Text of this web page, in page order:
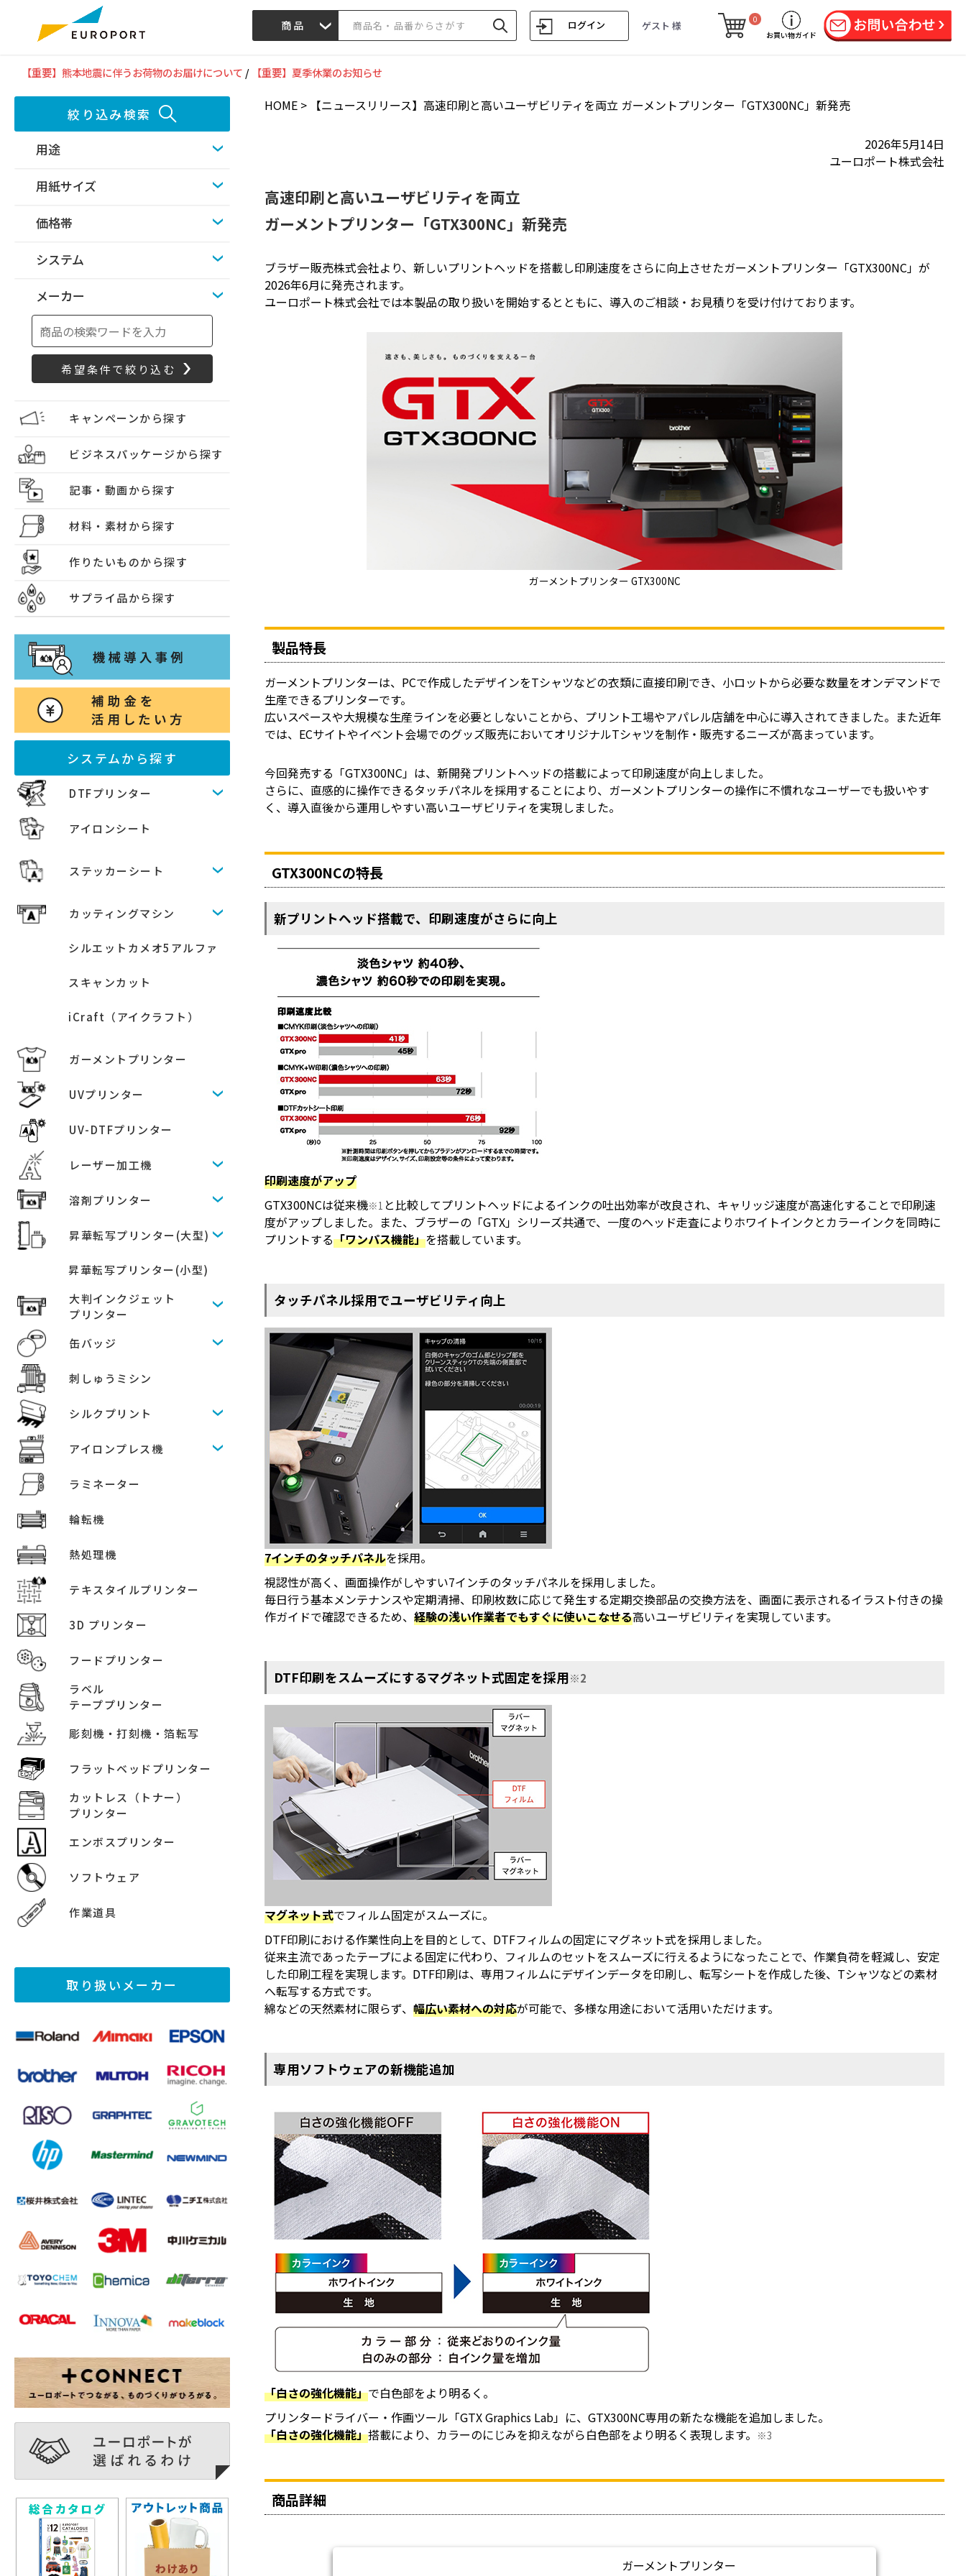
商品 ログイン ゲスト 様
0
お買い物ガイド
【重要】熊本地震に伴うお荷物のお届けについて / 【重要】夏季休業のお知らせ
絞り込み検索
用途
用紙サイズ
価格帯
システム
メーカー
キャンペーンから探す
ビジネスパッケージから探す
記事・動画から探す
材料・素材から探す
作りたいものから探す
サプライ品から探す
システムから探す
DTFプリンター
アイロンシート
ステッカーシート
カッティングマシン
シルエットカメオ5アルファ
スキャンカット
iCraft（アイクラフト）
ガーメントプリンター
UVプリンター
UV-DTFプリンター
レーザー加工機
溶剤プリンター
昇華転写プリンター(大型)
昇華転写プリンター(小型)
大判インクジェット
プリンター
缶バッジ
刺しゅうミシン
シルクプリント
アイロンプレス機
ラミネーター
輪転機
熱処理機
テキスタイルプリンター
3D プリンター
フードプリンター
ラベル
テーププリンター
彫刻機・打刻機・箔転写
フラットベッドプリンター
カットレス（トナー）
プリンター
エンボスプリンター
ソフトウェア
作業道具
取り扱いメーカー
HOME > 【ニュースリリース】高速印刷と高いユーザビリティを両立 ガーメントプリンター「GTX300NC」新発売
2026年5月14日
ユーロポート株式会社
高速印刷と高いユーザビリティを両立
ガーメントプリンター「GTX300NC」新発売
ブラザー販売株式会社より、新しいプリントヘッドを搭載し印刷速度をさらに向上させたガーメントプリンター「GTX300NC」が
2026年6月に発売されます。
ユーロポート株式会社では本製品の取り扱いを開始するとともに、導入のご相談・お見積りを受け付けております。
ガーメントプリンター GTX300NC
製品特長
ガーメントプリンターは、PCで作成したデザインをTシャツなどの衣類に直接印刷でき、小ロットから必要な数量をオンデマンドで
生産できるプリンターです。
広いスペースや大規模な生産ラインを必要としないことから、プリント工場やアパレル店舗を中心に導入されてきました。また近年
では、ECサイトやイベント会場でのグッズ販売においてオリジナルTシャツを制作・販売するニーズが高まっています。
今回発売する「GTX300NC」は、新開発プリントヘッドの搭載によって印刷速度が向上しました。
さらに、直感的に操作できるタッチパネルを採用することにより、ガーメントプリンターの操作に不慣れなユーザーでも扱いやす
く、導入直後から運用しやすい高いユーザビリティを実現しました。
GTX300NCの特長
新プリントヘッド搭載で、印刷速度がさらに向上
印刷速度がアップ
GTX300NCは従来機※1 と比較してプリントヘッドによるインクの吐出効率が改良され、キャリッジ速度が高速化することで印刷速
度がアップしました。また、ブラザーの「GTX」シリーズ共通で、一度のヘッド走査によりホワイトインクとカラーインクを同時に
プリントする「ワンパス機能」を搭載しています。
タッチパネル採用でユーザビリティ向上
7インチのタッチパネルを採用。
視認性が高く、画面操作がしやすい7インチのタッチパネルを採用しました。
毎日行う基本メンテナンスや定期清掃、印刷枚数に応じて発生する定期交換部品の交換方法を、画面に表示されるイラスト付きの操
作ガイドで確認できるため、経験の浅い作業者でもすぐに使いこなせる高いユーザビリティを実現しています。
DTF印刷をスムーズにするマグネット式固定を採用※2
マグネット式でフィルム固定がスムーズに。
DTF印刷における作業性向上を目的として、DTFフィルムの固定にマグネット式を採用しました。
従来主流であったテープによる固定に代わり、フィルムのセットをスムーズに行えるようになったことで、作業負荷を軽減し、安定
した印刷工程を実現します。DTF印刷は、専用フィルムにデザインデータを印刷し、転写シートを作成した後、Tシャツなどの素材
へ転写する方式です。
綿などの天然素材に限らず、幅広い素材への対応が可能で、多様な用途において活用いただけます。
専用ソフトウェアの新機能追加
「白さの強化機能」で白色部をより明るく。
プリンタードライバー・作画ツール「GTX Graphics Lab」に、GTX300NC専用の新たな機能を追加しました。
「白さの強化機能」搭載により、カラーのにじみを抑えながら白色部をより明るく表現します。 ※3
商品詳細
ガーメントプリンター